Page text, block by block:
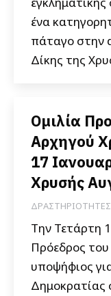
ένα
πάταγο στην
Δίκης της
Ομιλία
Αρχηγού
17
Χρυσής
ΔΡΑΣΤΗΡΙΟΤΗΤΕΣ
Την Τετάρτη
Πρόεδρος
υποψήφιος